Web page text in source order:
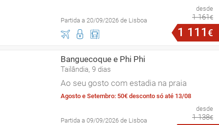
Partida a 20/09/2026 de Lisboa
desde
1 161€
1 111 €
Banguecoque e Phi Phi
Tailândia, 9 dias
Ao seu gosto com estadia na praia
Agosto e Setembro: 50€ desconto só até 13/08
Partida a 09/09/2026 de Lisboa
desde
1 138€